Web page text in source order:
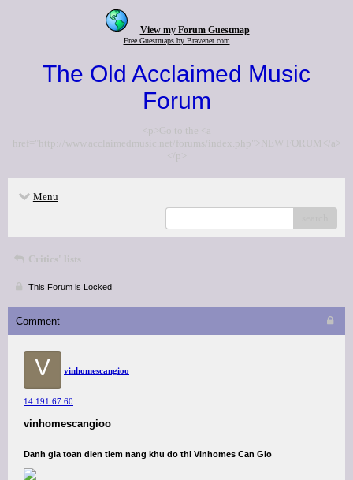
View my Forum Guestmap
Free Guestmaps by Bravenet.com
The Old Acclaimed Music
Forum
<p>Go to the <a
href="http://www.acclaimedmusic.net/forums/index.php">NEW FORUM</a>
</p>
Menu
Critics' lists
This Forum is Locked
Comment
V vinhomescangioo
14.191.67.60
vinhomescangioo
Danh gia toan dien tiem nang khu do thi Vinhomes Can Gio